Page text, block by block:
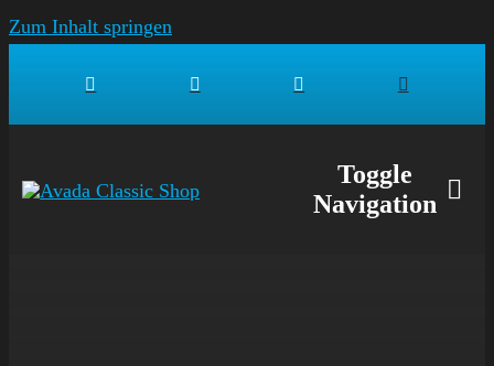
Zum Inhalt springen
Toggle
Navigation